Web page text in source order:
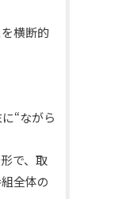
横断的
“ながら
で、取
全体の